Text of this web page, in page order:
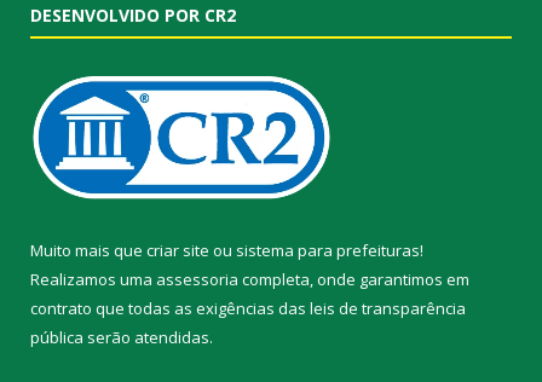
DESENVOLVIDO POR CR2
Muito mais que criar site ou sistema para prefeituras!
Realizamos uma assessoria completa, onde garantimos em
contrato que todas as exigências das leis de transparência
pública serão atendidas.